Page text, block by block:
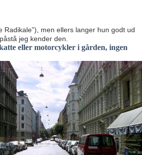
men ellers langer hun godt ud
jeg kender den.
eller motorcykler i gården, ingen